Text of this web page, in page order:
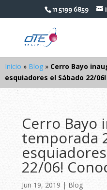
11 5199 6859
Inicio » Blog » Cerro Bayo
esquiadores el Sábado 22/
Cerro Bayo
temporada
22/06!
Jun 19, 2019 | Blog